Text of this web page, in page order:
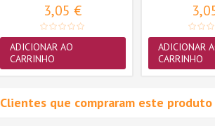
3,05 €
ADICIONAR AO
CARRINHO
ADICIONAR
CARRINHO
Clientes que compraram este